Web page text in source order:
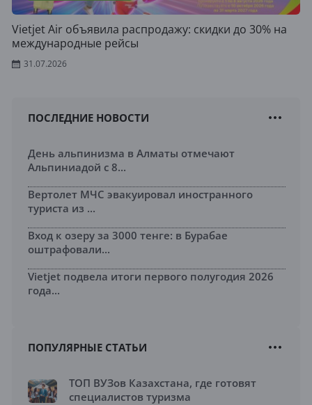
Vietjet Air объявила распродажу: скидки до 30% на
международные рейсы
31.07.2026
ПОСЛЕДНИЕ НОВОСТИ
День альпинизма в Алматы отмечают
Альпиниадой с 8...
Вертолет МЧС эвакуировал иностранного
туриста из ...
Вход к озеру за 3000 тенге: в Бурабае
оштрафовали...
Vietjet подвела итоги первого полугодия 2026
года...
ПОПУЛЯРНЫЕ СТАТЬИ
ТОП ВУЗов Казахстана, где готовят
специалистов туризма